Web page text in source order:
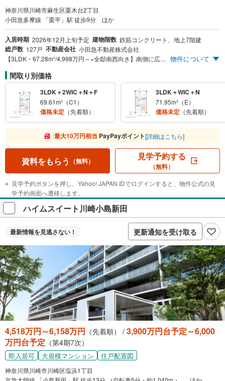
神奈川県川崎市麻生区栗木台2丁目
小田急多摩線 「栗平」駅 徒歩9分 ほか
入居時期 2026年12月上旬予定 建物階数 鉄筋コンクリート、地上7階建
総戸数 127戸 不動産会社 小田急不動産株式会社
【3LDK・67.28m²/4,998万円～×全邸南西向き】南側に広がる第一種低層住居専用地域。自然豊かな開放感溢れる環境がここに。新宿駅へ33分（日中時29分）、「大手町」駅へ49分（日中時45分）、都心への通勤・通学も快適スムーズアクセス。【ZEH-M Oriented ＆低炭素建築物】のダブル認定取得物件の希少性。税金面や住宅ローン金利引き下げ等の優遇があります。「栗平」駅徒歩9分、「黒川」駅徒歩8分と2駅が利用可能。最寄りの「栗平・黒川エリア」のほか、「新百合ヶ丘エリア」、「若葉台エリア」、「多摩センターエリア」を使いこなすロケーション。 物件について
間取り別価格
3LDK＋2WIC＋N＋F
69.61m²（C1）
価格未定 （先着順）
3LDK＋WIC＋N
71.95m²（E）
価格未定 （先着順）
最大10万円相当 PayPayポイント[詳細はこちら]
資料をもらう （無料） 見学予約する
（無料）
見学予約ボタンを押し、Yahoo! JAPAN IDでログインすると、物件公式の見
学予約画面へ遷移します。
ハイムスイート川崎小島新田
最新情報を見逃さない！ 更新通知を受け取る
4,518万円～6,158万円 （先着順） / 3,900万円台予定～6,000
万円台予定 （第4期7次）
即入居可 大規模マンション 住戸配置図
神奈川県川崎市川崎区塩浜1丁目